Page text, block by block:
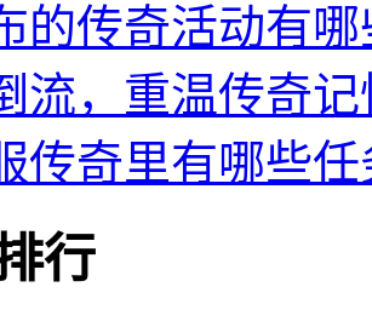
的传奇活动有哪
流，重温传奇
传奇里有哪些
行